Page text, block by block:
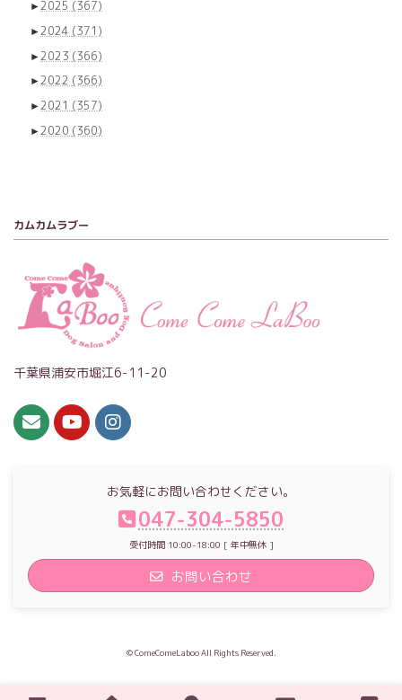
►2025 (367)
►2024 (371)
►2023 (366)
►2022 (366)
►2021 (357)
►2020 (360)
カムカムラブー
千葉県浦安市堀江6-11-20
お気軽にお問い合わせください。
047-304-5850
受付時間 10:00-18:00 [ 年中無休 ]
お問い合わせ
© ComeComeLaboo All Rights Reserved.